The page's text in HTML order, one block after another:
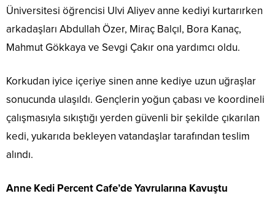
Üniversitesi öğrencisi Ulvi Aliyev anne kediyi kurtarırken
arkadaşları Abdullah Özer, Miraç Balçıl, Bora Kanaç,
Mahmut Gökkaya ve Sevgi Çakır ona yardımcı oldu.
Korkudan iyice içeriye sinen anne kediye uzun uğraşlar
sonucunda ulaşıldı. Gençlerin yoğun çabası ve koordineli
çalışmasıyla sıkıştığı yerden güvenli bir şekilde çıkarılan
kedi, yukarıda bekleyen vatandaşlar tarafından teslim
alındı.
Anne Kedi Percent Cafe’de Yavrularına Kavuştu